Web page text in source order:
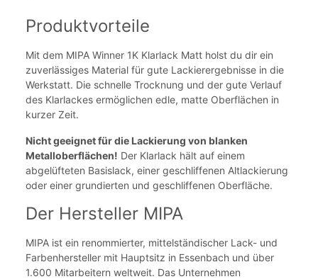
Produktvorteile
Mit dem MIPA Winner 1K Klarlack Matt holst du dir ein
zuverlässiges Material für gute Lackierergebnisse in die
Werkstatt. Die schnelle Trocknung und der gute Verlauf
des Klarlackes ermöglichen edle, matte Oberflächen in
kurzer Zeit.
Nicht geeignet für die Lackierung von blanken
Metalloberflächen! Der Klarlack hält auf einem
abgelüfteten Basislack, einer geschliffenen Altlackierung
oder einer grundierten und geschliffenen Oberfläche.
Der Hersteller MIPA
MIPA ist ein renommierter, mittelständischer Lack- und
Farbenhersteller mit Hauptsitz in Essenbach und über
1.600 Mitarbeitern weltweit. Das Unternehmen